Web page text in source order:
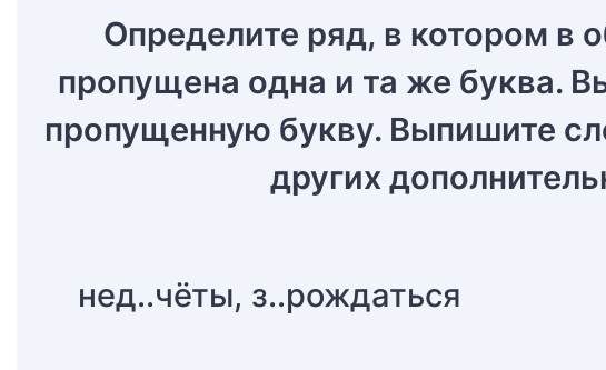
Определите ряд, в котором в
пропущена одна и та же буква.
пропущенную букву. Выпишите
других
нед..чёты, з..рождаться